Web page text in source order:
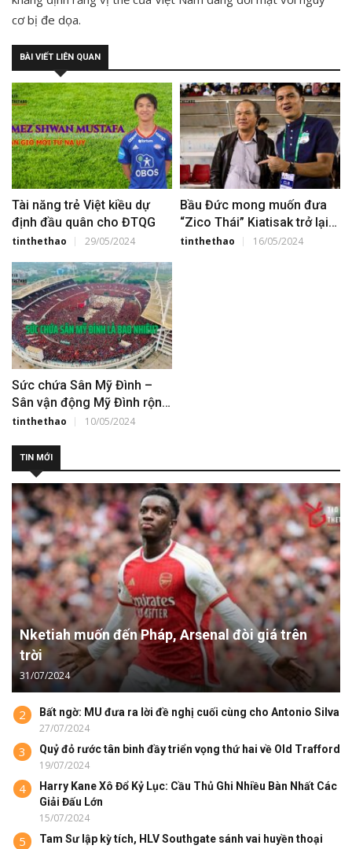
cơ bị đe dọa.
BÀI VIẾT LIÊN QUAN
Tài năng trẻ Việt kiều dự
định đầu quân cho ĐTQG
tinthethao 29/05/2024
Bầu Đức mong muốn đưa
“Zico Thái” Kiatisak trở lại
CAHN
tinthethao 16/05/2024
Sức chứa Sân Mỹ Đình –
Sân vận động Mỹ Đình rộng
bao nhiêu?
tinthethao 10/05/2024
TIN MỚI
Nketiah muốn đến Pháp, Arsenal đòi giá trên
trời
31/07/2024
2 Bất ngờ: MU đưa ra lời đề nghị cuối cùng cho Antonio Silva
27/07/2024
3 Quỷ đỏ rước tân binh đầy triển vọng thứ hai về Old Trafford
19/07/2024
4
Harry Kane Xô Đổ Kỷ Lục: Cầu Thủ Ghi Nhiều Bàn Nhất Các
Giải Đấu Lớn
15/07/2024
5
Tam Sư lập kỳ tích, HLV Southgate sánh vai huyền thoại